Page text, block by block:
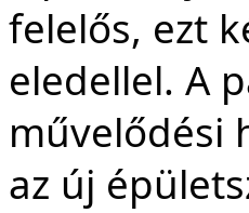
felelős, ezt
eledellel. A
művelődési
az új